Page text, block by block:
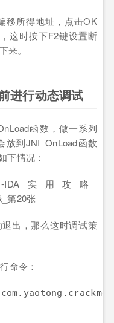
移所得地址，点击OK
这时按下F2键设置断
来。
进行动态调试
函数，做一系列
放到JNI_OnLoad函数
下情况：
出，那么这时调试策
命令：